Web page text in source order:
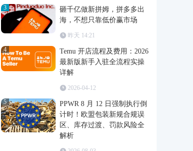
3
砸千亿做新拼姆，拼多多出
海，不想只靠低价赢市场
昨天 14:21
4
Temu 开店流程及费用：2026
最新版新手入驻全流程实操
详解
2026-04-12
5
PPWR 8 月 12 日强制执行倒
计时！欧盟包装新规合规误
区、库存过渡、罚款风险全
解析